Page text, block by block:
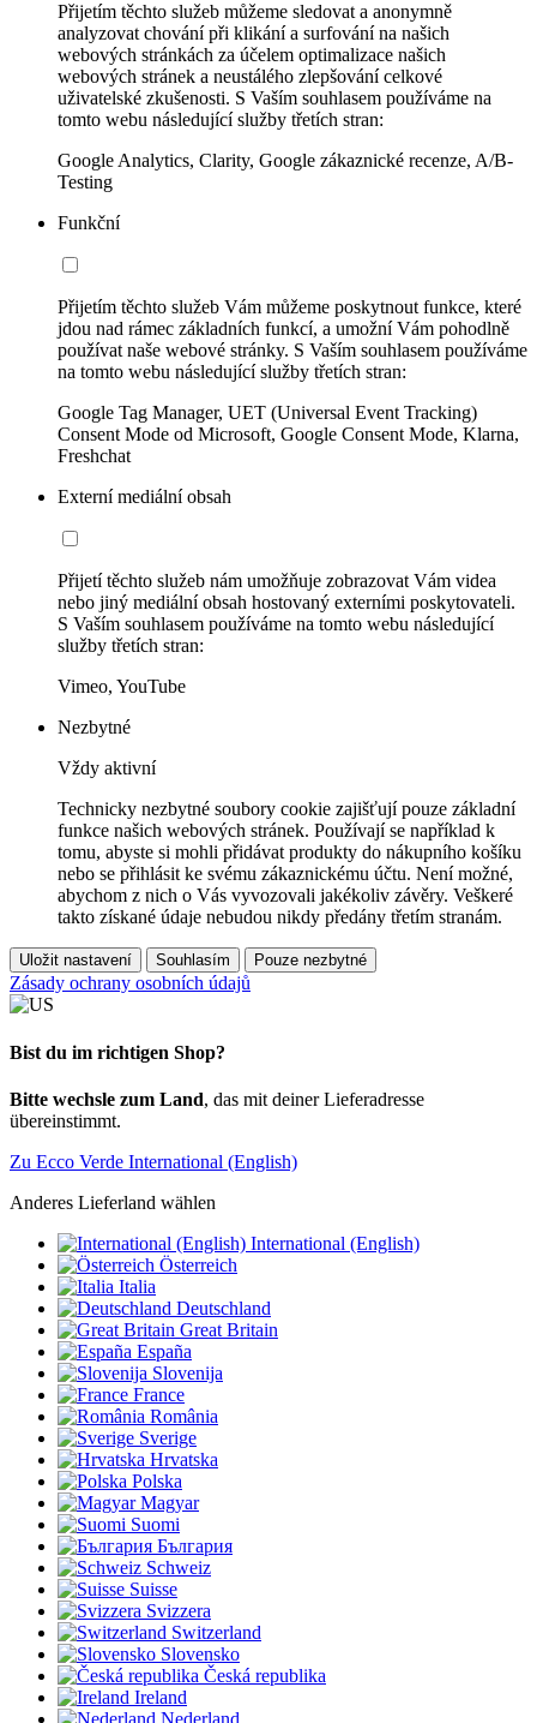
Přijetím těchto služeb můžeme sledovat a anonymně
analyzovat chování při klikání a surfování na našich
webových stránkách za účelem optimalizace našich
webových stránek a neustálého zlepšování celkové
uživatelské zkušenosti. S Vaším souhlasem používáme na
tomto webu následující služby třetích stran:
Google Analytics, Clarity, Google zákaznické recenze, A/B-
Testing
Funkční
Přijetím těchto služeb Vám můžeme poskytnout funkce, které
jdou nad rámec základních funkcí, a umožní Vám pohodlně
používat naše webové stránky. S Vaším souhlasem používáme
na tomto webu následující služby třetích stran:
Google Tag Manager, UET (Universal Event Tracking)
Consent Mode od Microsoft, Google Consent Mode, Klarna,
Freshchat
Externí mediální obsah
Přijetí těchto služeb nám umožňuje zobrazovat Vám videa
nebo jiný mediální obsah hostovaný externími poskytovateli.
S Vaším souhlasem používáme na tomto webu následující
služby třetích stran:
Vimeo, YouTube
Nezbytné
Vždy aktivní
Technicky nezbytné soubory cookie zajišťují pouze základní
funkce našich webových stránek. Používají se například k
tomu, abyste si mohli přidávat produkty do nákupního košíku
nebo se přihlásit ke svému zákaznickému účtu. Není možné,
abychom z nich o Vás vyvozovali jakékoliv závěry. Veškeré
takto získané údaje nebudou nikdy předány třetím stranám.
Uložit nastavení Souhlasím Pouze nezbytné
Zásady ochrany osobních údajů
Bist du im richtigen Shop?
Bitte wechsle zum Land, das mit deiner Lieferadresse
übereinstimmt.
Zu Ecco Verde International (English)
Anderes Lieferland wählen
International (English)
Österreich
Italia
Deutschland
Great Britain
España
Slovenija
France
România
Sverige
Hrvatska
Polska
Magyar
Suomi
България
Schweiz
Suisse
Svizzera
Switzerland
Slovensko
Česká republika
Ireland
Nederland